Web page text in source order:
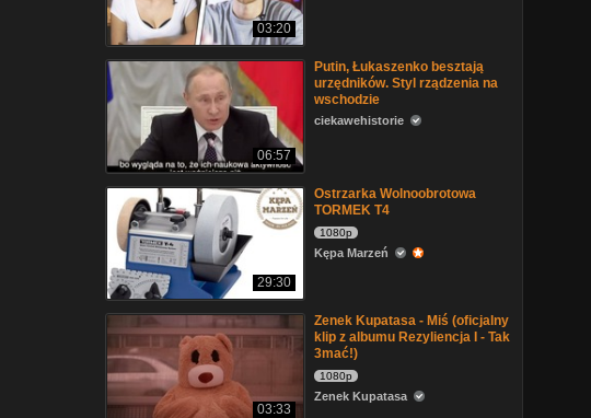
03:20
06:57
Putin, Łukaszenko besztają
urzędników. Styl rządzenia na
wschodzie
ciekawehistorie
29:30
Ostrzarka Wolnoobrotowa
TORMEK T4
1080p
Kępa Marzeń
03:33
Zenek Kupatasa - Miś (oficjalny
klip z albumu Rezyliencja I - Tak
3mać!)
1080p
Zenek Kupatasa